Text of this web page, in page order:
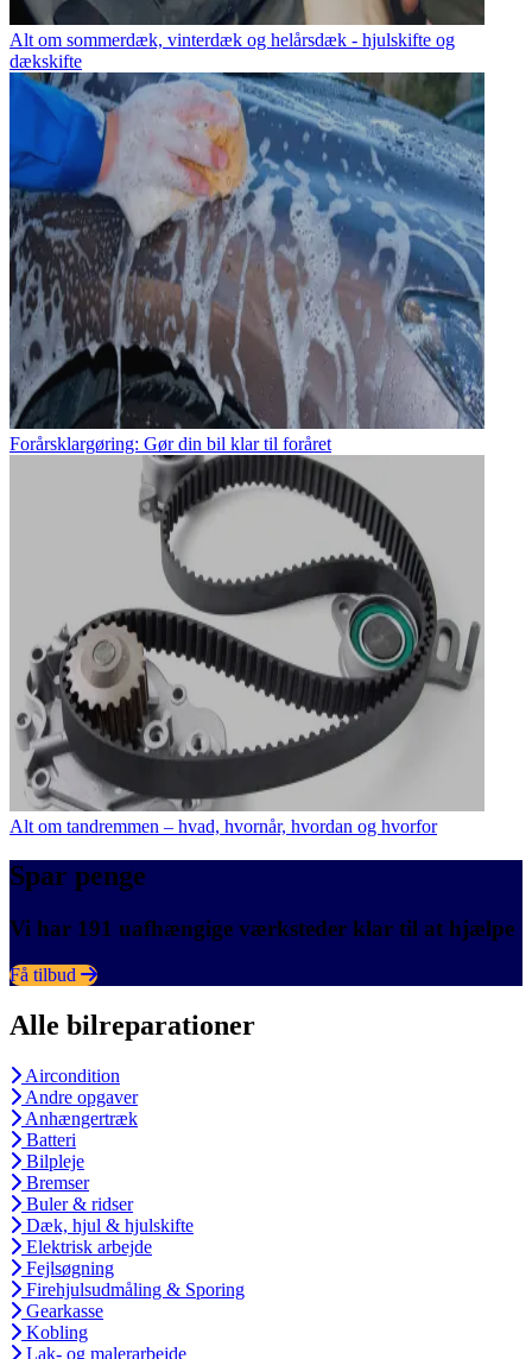
Alt om sommerdæk, vinterdæk og helårsdæk - hjulskifte og
dækskifte
Forårsklargøring: Gør din bil klar til foråret
Alt om tandremmen – hvad, hvornår, hvordan og hvorfor
Spar penge
Vi har 191 uafhængige værksteder klar til at hjælpe
Få tilbud
Alle bilreparationer
Aircondition
Andre opgaver
Anhængertræk
Batteri
Bilpleje
Bremser
Buler & ridser
Dæk, hjul & hjulskifte
Elektrisk arbejde
Fejlsøgning
Firehjulsudmåling & Sporing
Gearkasse
Kobling
Lak- og malerarbejde